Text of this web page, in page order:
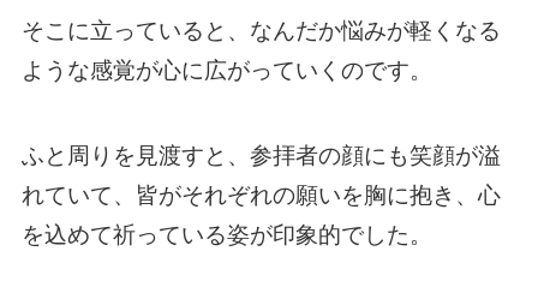
そこに立っていると、なんだか悩みが軽くなる
ような感覚が心に広がっていくのです。
ふと周りを見渡すと、参拝者の顔にも笑顔が溢
れていて、皆がそれぞれの願いを胸に抱き、心
を込めて祈っている姿が印象的でした。